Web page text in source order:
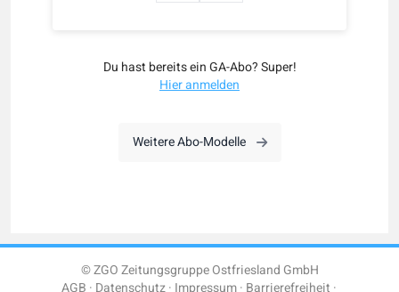
Du hast bereits ein GA-Abo? Super!
Hier anmelden
Weitere Abo-Modelle
© ZGO Zeitungsgruppe Ostfriesland GmbH
AGB Datenschutz Impressum Barrierefreiheit